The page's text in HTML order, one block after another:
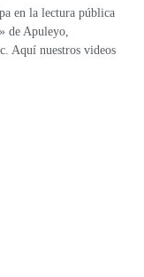
en la lectura pública
de Apuleyo,
Aquí nuestros videos